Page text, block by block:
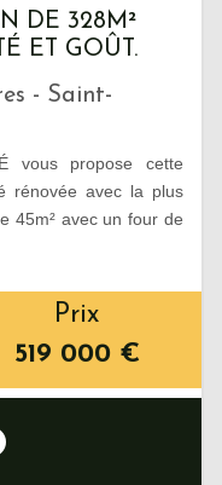
DE 328M²
ET GOÛT.
- Saint-
vous propose cette
rénovée avec la plus
45m² avec un four de
Prix
519 000 €